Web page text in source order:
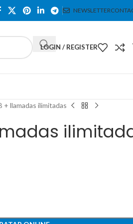
NEWSLETTER
LOGIN / REGISTER
+ llamadas ilimitadas